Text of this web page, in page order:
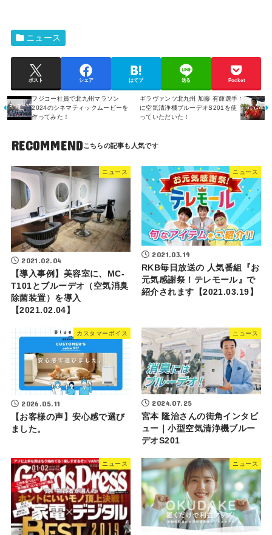
ニュース
ポスト シェア はてブ 送る Pocket
フジコー社員で北九州マラソン
2024のシネマティックムービーを
作ってみた！
ギラヴァンツ北九州 加藤 有輝選手
に空気清浄機ブルーデオS201を使
っていただいた！
RECOMMEND
ニュース
2021.02.04
【導入事例】美容室に、MC-
T101とブルーデオ（空気消臭
除菌装置）を導入
【2021.02.04】
ニュース
2021.03.19
RKB毎日放送の 人気番組『お
元気感謝祭！テレモール』で
紹介されます【2021.03.19】
カスタマーボイス
2026.05.11
【お客様の声】安心感で選び
ました。
ニュース
2024.07.25
宮本 隆治さんの街角インタビ
ュー｜小型空気清浄機ブルー
デオS201
ニュース ニュース